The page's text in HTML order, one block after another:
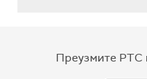
Преузмите РТС